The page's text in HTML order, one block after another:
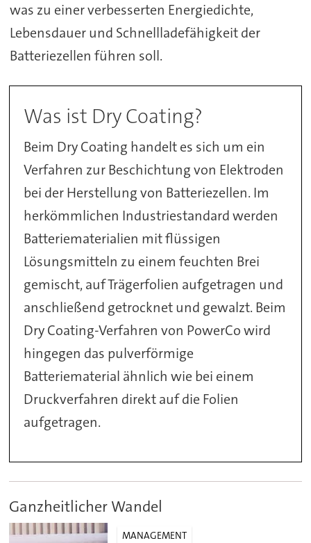
was zu einer verbesserten Energiedichte,
Lebensdauer und Schnellladefähigkeit der
Batteriezellen führen soll.
Was ist Dry Coating?
Beim Dry Coating handelt es sich um ein
Verfahren zur Beschichtung von Elektroden
bei der Herstellung von Batteriezellen. Im
herkömmlichen Industriestandard werden
Batteriematerialien mit flüssigen
Lösungsmitteln zu einem feuchten Brei
gemischt, auf Trägerfolien aufgetragen und
anschließend getrocknet und gewalzt. Beim
Dry Coating-Verfahren von PowerCo wird
hingegen das pulverförmige
Batteriematerial ähnlich wie bei einem
Druckverfahren direkt auf die Folien
aufgetragen.
Ganzheitlicher Wandel
MANAGEMENT